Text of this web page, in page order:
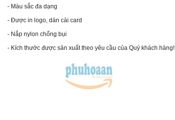
- Màu sắc đa dạng
- Được in logo, dán cài card
- Nắp nylon chống bụi
- Kích thước được sản xuất theo yêu cầu của Quý khách hàng!